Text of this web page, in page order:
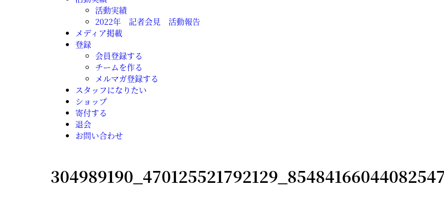
活動実績
2022年 記者会見 活動報告
メディア掲載
登録
会員登録する
チームを作る
メルマガ登録する
スタッフになりたい
ショップ
寄付する
退会
お問い合わせ